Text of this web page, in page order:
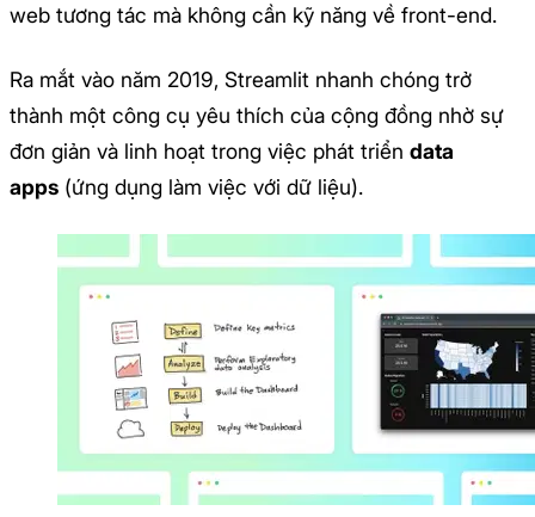
web tương tác mà không cần kỹ năng về front-end.
Ra mắt vào năm 2019, Streamlit nhanh chóng trở
thành một công cụ yêu thích của cộng đồng nhờ sự
đơn giản và linh hoạt trong việc phát triển data
apps (ứng dụng làm việc với dữ liệu).